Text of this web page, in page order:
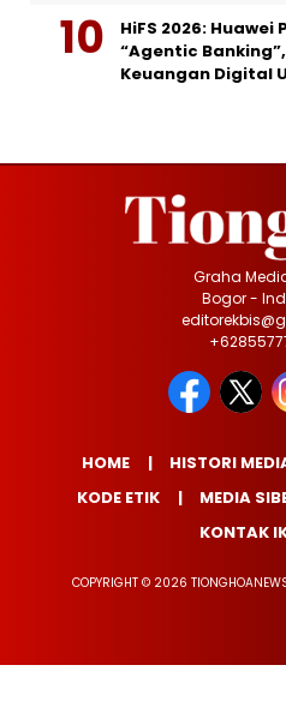
HiFS 2026:
“Agentic
Keuangan Digital
Graha
Bogor -
HOME HISTORI
KODE ETIK
MEDIA
KONTAK
COPYRIGHT © 2026